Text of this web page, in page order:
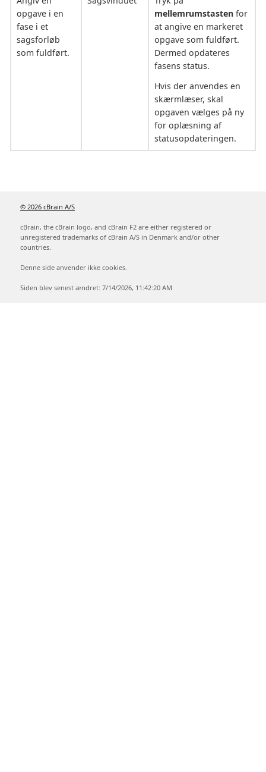
opgave i en
fase i et
sagsforløb
som fuldført.
mellemrumstastenfor
at angive en markeret
opgave som fuldført.
Dermed opdateres
fasens status.
Hvis der anvendes en
skærmlæser, skal
opgaven vælges på ny
for oplæsning af
statusopdateringen.
© 2026 cBrain A/S
cBrain, the cBrain logo, and cBrain F2 are either registered or
unregistered trademarks of cBrain A/S in Denmark and/or other
countries.
Denne side anvender ikke cookies.
Siden blev senest ændret: 7/14/2026, 11:42:20 AM